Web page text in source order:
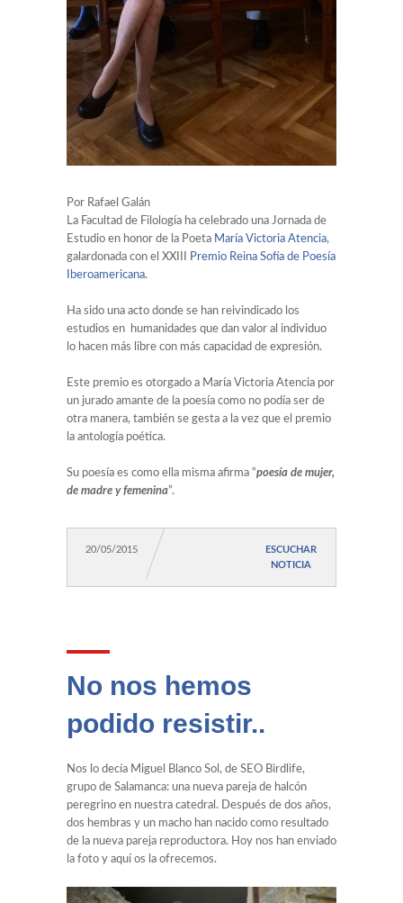
Luis Ballesteros. Siega Verde
Delphine Crespo. Long Covid Aragón
Marta Higelmo. La Troyana
Farinato Rock. Olaya y Nacho de CEA
Fórmula USAL
Érica Montes. Edenred
Jose Ramon Barrueco Sánchez. Stop Uranio
Rafael Martínez Olmedo. Colegio Farmacéuticos
Manuel Marcos. Clínica Baviera
Por Rafael Galán
La Facultad de Filología ha celebrado una Jornada de
Estudio en honor de la Poeta María Victoria Atencia,
galardonada con el XXIII
Premio Reina Sofía de Poesía
Iberoamericana.
Ha sido una acto donde se han reivindicado los
estudios en humanidades que dan valor al individuo
lo hacen más libre con más capacidad de expresión.
Este premio es otorgado a María Victoria Atencia por
un jurado amante de la poesía como no podía ser de
otra manera, también se gesta a la vez que el premio
la antología poética.
Su poesía es como ella misma afirma “poesía de mujer,
de madre y femenina”.
20/05/2015
ESCUCHAR
NOTICIA
No nos hemos
podido resistir..
Nos lo decía Miguel Blanco Sol, de SEO Birdlife,
grupo de Salamanca: una nueva pareja de halcón
peregrino en nuestra catedral. Después de dos años,
dos hembras y un macho han nacido como resultado
de la nueva pareja reproductora. Hoy nos han enviado
la foto y aquí os la ofrecemos.